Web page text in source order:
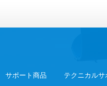
サポート商品 テクニカルサ